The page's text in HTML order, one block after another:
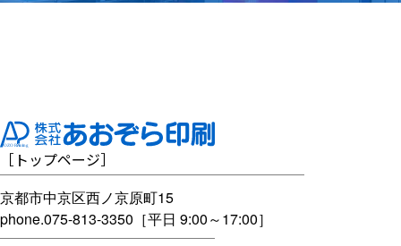
［ トップページ］
京都市中京区西ノ京原町15
phone.075-813-3350 ［平日 9:00～17:00］